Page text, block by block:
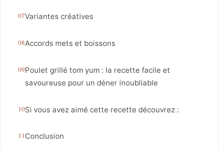
Variantes créatives
Accords mets et boissons
Poulet grillé tom yum : la recette facile et
savoureuse pour un déner inoubliable
Si vous avez aimé cette recette découvrez :
Conclusion